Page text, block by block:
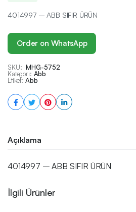
4014997 – ABB SIFIR ÜRÜN
Order on WhatsApp
SKU: MHG-5752
Kategori: Abb
Etiket: Abb
Açıklama
4014997 – ABB SIFIR ÜRÜN
İlgili Ürünler